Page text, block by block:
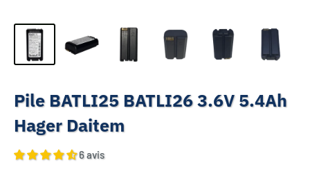
Pile BATLI25 BATLI26 3.6V 5.4Ah
Hager Daitem
6 avis